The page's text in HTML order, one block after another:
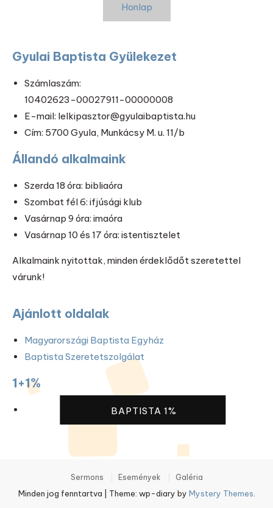
Honlap
Gyulai Baptista Gyülekezet
Számlaszám:
10402623-00027911-00000008
E-mail: lelkipasztor@gyulaibaptista.hu
Cím: 5700 Gyula, Munkácsy M. u. 11/b
Állandó alkalmaink
Szerda 18 óra: bibliaóra
Szombat fél 6: ifjúsági klub
Vasárnap 9 óra: imaóra
Vasárnap 10 és 17 óra: istentisztelet
Alkalmaink nyitottak, minden érdeklődőt szeretettel
várunk!
Ajánlott oldalak
Magyarországi Baptista Egyház
Baptista Szeretetszolgálat
1+1%
BAPTISTA 1%
Sermons Események Galéria
Minden jog fenntartva Theme: wp-diary by Mystery Themes